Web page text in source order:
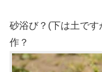
砂浴び？(下は土で
作？